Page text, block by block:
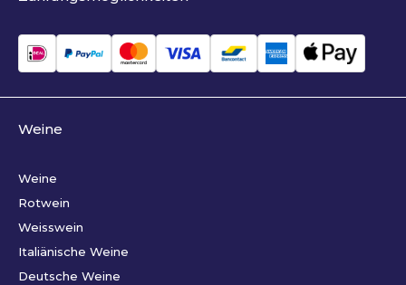
Weine
Weine
Rotwein
Weisswein
Italiänische Weine
Deutsche Weine